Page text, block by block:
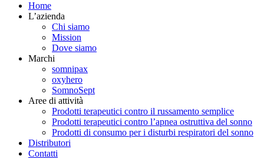
Home
L’azienda
Chi siamo
Mission
Dove siamo
Marchi
somnipax
oxyhero
SomnoSept
Aree di attività
Prodotti terapeutici contro il russamento semplice
Prodotti terapeutici contro l’apnea ostruttiva del sonno
Prodotti di consumo per i disturbi respiratori del sonno
Distributori
Contatti